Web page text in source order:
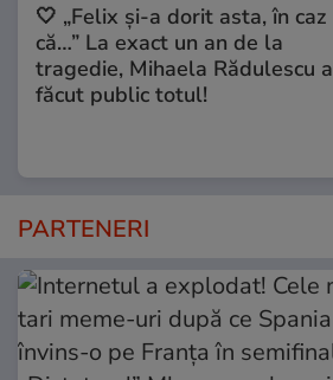
🤍 „Felix și-a dorit asta, în caz
că…” La exact un an de la
tragedie, Mihaela Rădulescu a
făcut public totul!
PARTENERI